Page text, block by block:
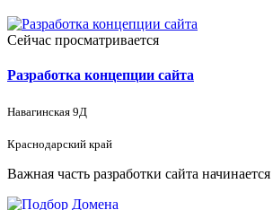
Сейчас просматривается
Разработка концепции сайта
Навагинская 9Д
Краснодарский край
Важная часть разработки сайта